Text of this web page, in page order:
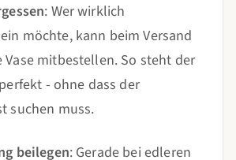
: Wer wirklich
möchte, kann beim Versand
Vase mitbestellen. So steht der
- ohne dass der
suchen muss.
beilegen: Gerade bei edleren